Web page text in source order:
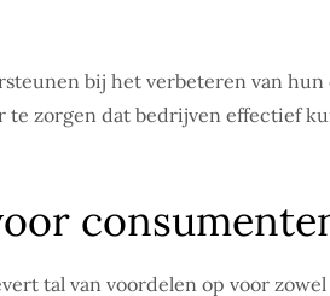
bij het verbeteren van
zorgen dat bedrijven effectief
tal van voordelen op voor